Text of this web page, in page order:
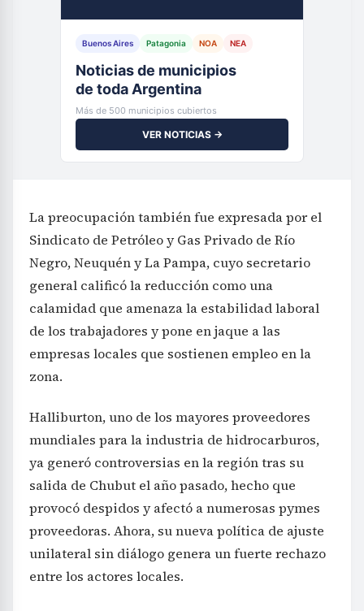
Buenos Aires Patagonia NOA NEA
Noticias de municipios
de toda Argentina
Más de 500 municipios cubiertos
VER NOTICIAS →
La preocupación también fue expresada por el
Sindicato de Petróleo y Gas Privado de Río
Negro, Neuquén y La Pampa, cuyo secretario
general calificó la reducción como una
calamidad que amenaza la estabilidad laboral
de los trabajadores y pone en jaque a las
empresas locales que sostienen empleo en la
zona.
Halliburton, uno de los mayores proveedores
mundiales para la industria de hidrocarburos,
ya generó controversias en la región tras su
salida de Chubut el año pasado, hecho que
provocó despidos y afectó a numerosas pymes
proveedoras. Ahora, su nueva política de ajuste
unilateral sin diálogo genera un fuerte rechazo
entre los actores locales.